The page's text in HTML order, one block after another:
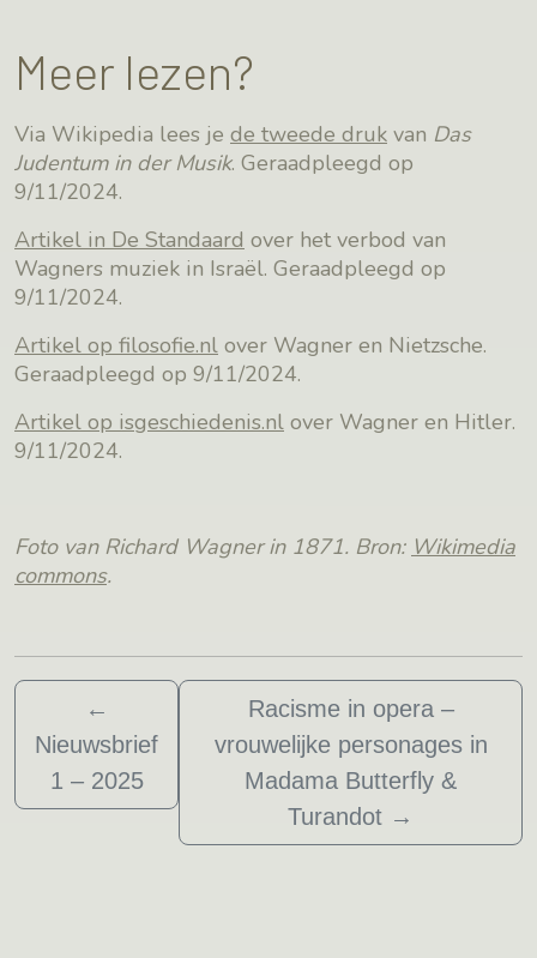
Meer lezen?
Via Wikipedia lees je de tweede druk van Das
Judentum in der Musik. Geraadpleegd op
9/11/2024.
Artikel in De Standaard over het verbod van
Wagners muziek in Israël. Geraadpleegd op
9/11/2024.
Artikel op filosofie.nl over Wagner en Nietzsche.
Geraadpleegd op 9/11/2024.
Artikel op isgeschiedenis.nl over Wagner en Hitler.
9/11/2024.
Foto van Richard Wagner in 1871. Bron: Wikimedia
commons.
←
Nieuwsbrief
1 – 2025
Racisme in opera –
vrouwelijke personages in
Madama Butterfly &
Turandot →